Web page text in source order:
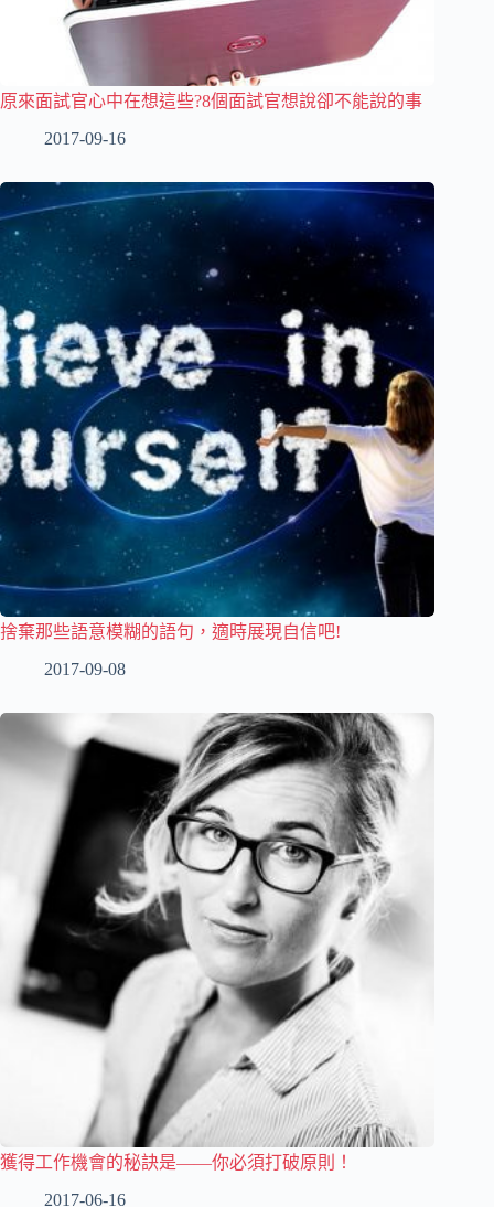
原來面試官心中在想這些?8個面試官想說卻不能說的事
2017-09-16
捨棄那些語意模糊的語句，適時展現自信吧!
2017-09-08
獲得工作機會的秘訣是——你必須打破原則！
2017-06-16